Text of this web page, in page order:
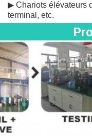
▶ Chariots élévateurs
terminal, etc.